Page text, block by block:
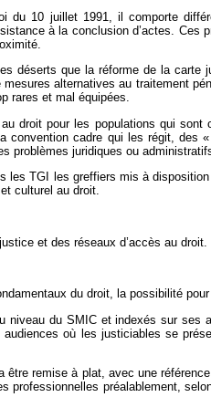
10 juillet 1991, il comporte
à la conclusion d’actes. Ces
déserts que la réforme de la
mesures alternatives au traitement
rares et mal équipées.
droit pour les populations qui
cadre qui les régit, des
juridiques ou
TGI les greffiers mis à
culturel au droit.
et des réseaux d’accès au droit.
du droit, la possibilité
niveau du SMIC et indexés sur ses
où les justiciables se
remise à plat, avec une
préalablement,